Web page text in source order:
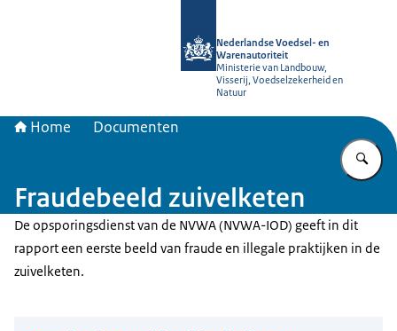
Nederlandse Voedsel- en
Warenautoriteit
Ministerie van Landbouw,
Visserij, Voedselzekerheid en
Natuur
Home Documenten
Fraudebeeld zuivelketen
De opsporingsdienst van de NVWA (NVWA-IOD) geeft in dit
rapport een eerste beeld van fraude en illegale praktijken in de
zuivelketen.